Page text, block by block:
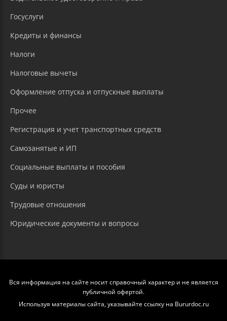
Госуслуги
Кредиты и финансы
Налоги
Налоговые вычеты
Оформление отпуска и отпускные выплаты
Прочее
Регистрация и учет транспортных средств
Самозанятые и ИП
Социальные выплаты и пособия
Суды и юристы
Трудовые отношения
Юридические документы и вопросы
Вся информация на сайте носит справочный характер и не является
публичной офертой.
Используя материалы сайта, указывайте ссылку на Bururdoc.ru